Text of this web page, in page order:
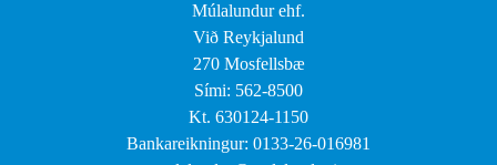
Múlalundur ehf.
Við Reykjalund
270 Mosfellsbæ
Sími: 562-8500
Kt. 630124-1150
Bankareikningur: 0133-26-016981